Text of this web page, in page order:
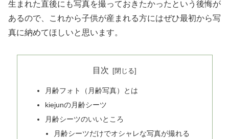
生まれた直後にも写真を撮っておきたかったという後悔が
あるので、これから子供が産まれる方にはぜひ最初から写
真に納めてほしいと思います。
目次
月齢フォト（月齢写真）とは
kiejunの月齢シーツ
月齢シーツのいいところ
月齢シーツだけでオシャレな写真が撮れる